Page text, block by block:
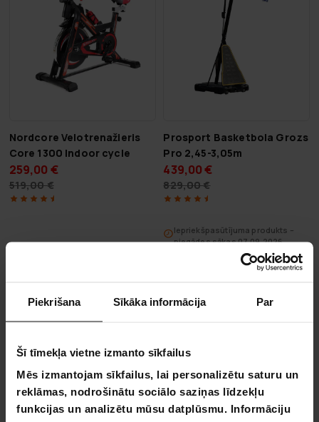
Piekrišana Sīkāka informācija Par
Šī tīmekļa vietne izmanto sīkfailus
Mēs izmantojam sīkfailus, lai personalizētu saturu un
reklāmas, nodrošinātu sociālo saziņas līdzekļu
funkcijas un analizētu mūsu datplūsmu. Informāciju
Nordcore Velotrenažieris
Core 1300 Indoor cycle
259,00 €
519,00 €
Prosport Basketbola Grozs
Pro 2,45-3,05m
439,00 €
829,00 €
Iepriekšpasūtījuma produkts –
piegādes sākas 07.09.2026
Jaungada izpārdošana - Favorīti